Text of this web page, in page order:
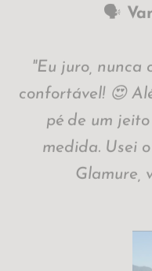
🗣️
"Eu juro, nunca
confortável! 😍
pé de um
medida. Usei
Glamure,
🗣️
"Recebi meu
tô encantada!
parece joia cara.
no pé e estilosa.
pelo